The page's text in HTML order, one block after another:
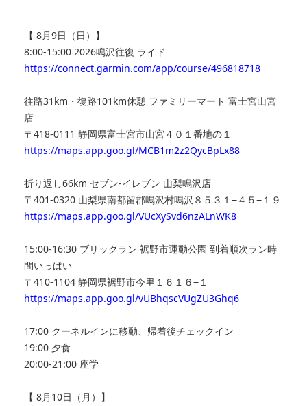
【 8月9日（日）】
8:00-15:00 2026鳴沢往復 ライド
https://connect.garmin.com/app/course/496818718
往路31km・復路101km休憩 ファミリーマート 富士宮山宮
店
〒418-0111 静岡県富士宮市山宮４０１番地の１
https://maps.app.goo.gl/MCB1m2z2QycBpLx88
折り返し66km セブン-イレブン 山梨鳴沢店
〒401-0320 山梨県南都留郡鳴沢村鳴沢８５３１−４５−１９
https://maps.app.goo.gl/VUcXySvd6nzALnWK8
15:00-16:30 ブリックラン 裾野市運動公園 到着順次ラン時
間いっぱい
〒410-1104 静岡県裾野市今里１６１６−１
https://maps.app.goo.gl/vUBhqscVUgZU3Ghq6
17:00 クーネルインに移動、帰着後チェックイン
19:00 夕食
20:00-21:00 座学
【 8月10日（月）】